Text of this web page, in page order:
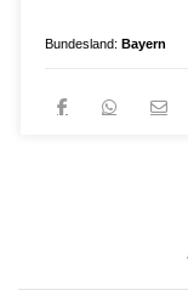
Bundesland: Bayern